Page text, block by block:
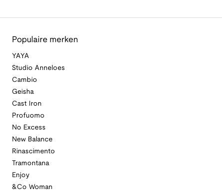
Populaire merken
YAYA
Studio Anneloes
Cambio
Geisha
Cast Iron
Profuomo
No Excess
New Balance
Rinascimento
Tramontana
Enjoy
&Co Woman